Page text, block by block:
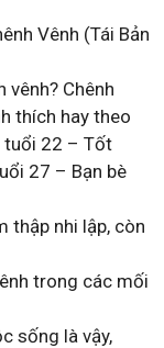
Vênh (Tái Bản
Chênh
thích hay theo
tuổi 22 – Tốt
27 – Bạn bè
thập nhi lập, còn
trong các mối
sống là vậy,